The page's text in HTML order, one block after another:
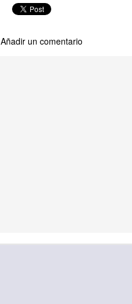
Añadir un comentario